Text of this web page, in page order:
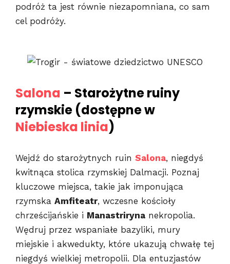
podróż ta jest równie niezapomniana, co sam
cel podróży.
Salona – Starożytne ruiny
rzymskie (dostępne w
Niebieska linia)
Wejdź do starożytnych ruin Salona, niegdyś
kwitnąca stolica rzymskiej Dalmacji. Poznaj
kluczowe miejsca, takie jak imponująca
rzymska Amfiteatr, wczesne kościoły
chrześcijańskie i Manastriryna nekropolia.
Wędruj przez wspaniałe bazyliki, mury
miejskie i akwedukty, które ukazują chwałę tej
niegdyś wielkiej metropolii. Dla entuzjastów